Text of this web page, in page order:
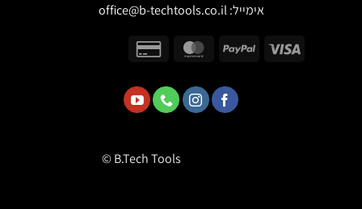
אימייל:office@b-techtools.co.il
© B.Tech Tools